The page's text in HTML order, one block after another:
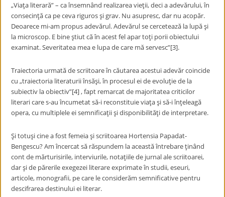
„Viaţa literară” – ca însemnând realizarea vieţii, deci a adevărului, în
consecinţă ca pe ceva riguros şi grav. Nu asupresc, dar nu acopăr.
Deoarece mi-am propus adevărul. Adevărul se cercetează la lupă şi
la microscop. E bine ştiut că în acest fel apar toţi porii obiectului
examinat. Severitatea mea e lupa de care mă servesc”[3].
Traiectoria urmată de scriitoare în căutarea acestui adevăr coincide
cu „traiectoria literaturii însăşi, în procesul ei de evoluţie de la
subiectiv la obiectiv”[4] , fapt remarcat de majoritatea criticilor
literari care s-au încumetat să-i reconstituie viaţa şi să-i înţeleagă
opera, cu multiplele ei semnificaţii şi disponibilităţi de interpretare.
Şi totuşi cine a fost femeia şi scriitoarea Hortensia Papadat-
Bengescu? Am încercat să răspundem la această întrebare ţinând
cont de mărturisirile, interviurile, notaţiile de jurnal ale scriitoarei,
dar şi de părerile exegezei literare exprimate în studii, eseuri,
articole, monografii, pe care le considerăm semnificative pentru
descifrarea destinului ei literar.